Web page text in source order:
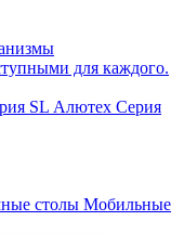
для каждого.
SL Алютех Серия
столы Мобильные